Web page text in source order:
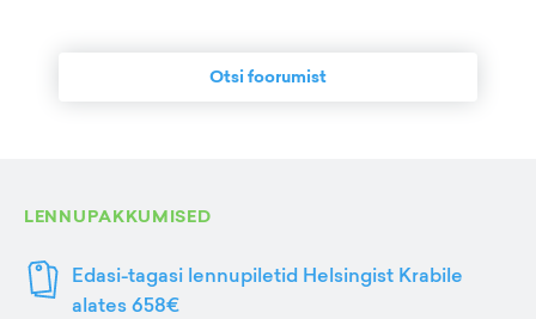
Otsi foorumist
LENNUPAKKUMISED
Edasi-tagasi lennupiletid Helsingist Krabile
alates 658€